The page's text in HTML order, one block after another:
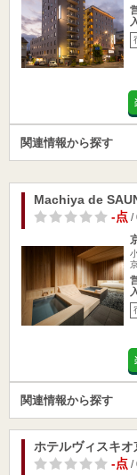
関連情報から探す
Machiya de
-点/
関連情報から探す
ホテルヴィスキ
-点/